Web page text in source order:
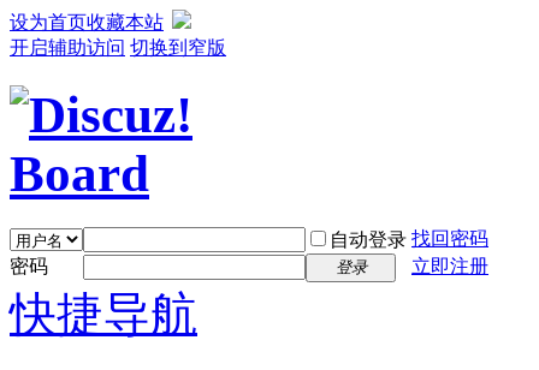
设为首页收藏本站
开启辅助访问 切换到窄版
自动登录 找回密码
密码
登录 立即注册
快捷导航